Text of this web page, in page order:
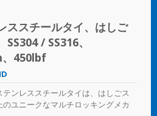
ススチールタイ、はしご
SS304 / SS316、
450lbf
テンレススチールタイは、はしごス
のユニークなマルチロッキングメカ